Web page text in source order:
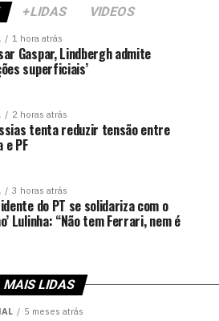
+LIDAS VIDEOS
1 hora atrás
Gaspar, Lindbergh admite
superficiais’
2 horas atrás
tenta reduzir tensão entre
e PF
3 horas atrás
do PT se solidariza com o
Lulinha: “Não tem Ferrari, nem é
MAIS LIDAS
5 meses atrás